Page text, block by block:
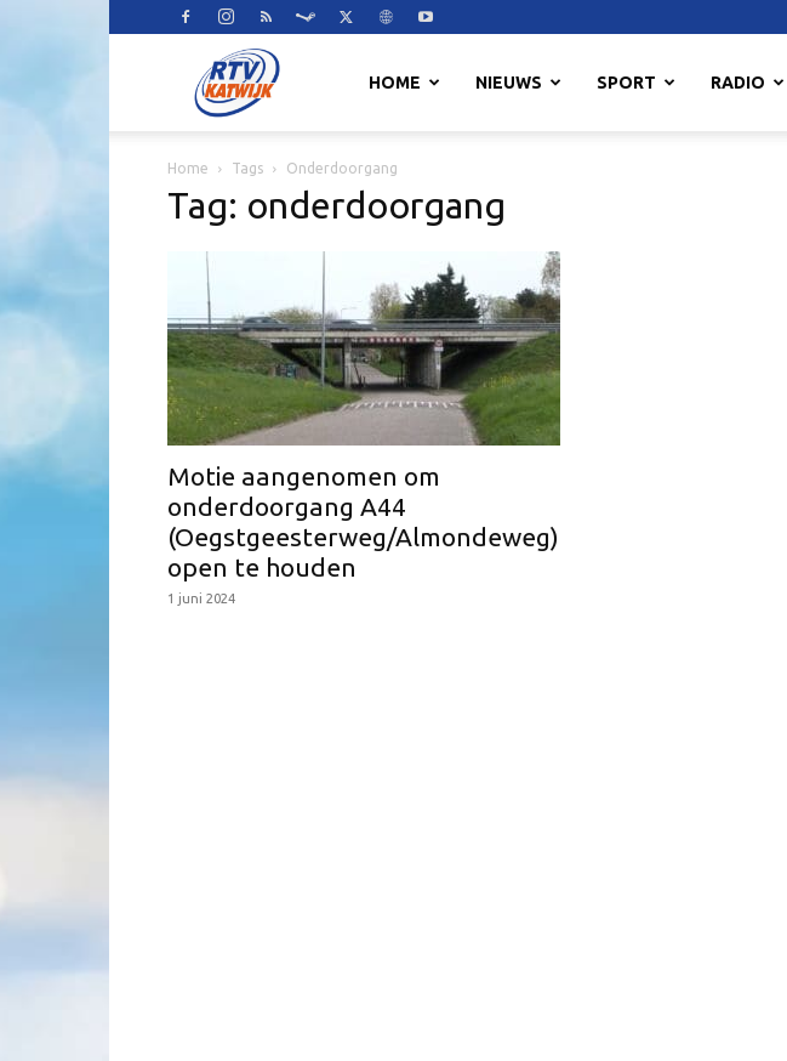
Katwijk
HOME NIEUWS SPORT RADIO
Home Tags Onderdoorgang
Tag: onderdoorgang
Motie aangenomen om
onderdoorgang A44
(Oegstgeesterweg/Almondeweg)
open te houden
1 juni 2024